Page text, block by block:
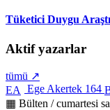
Tüketici Duygu
Aktif yazarlar
tümü ↗
EA
Ege Akertek 164
▦ Bülten / cumartesi